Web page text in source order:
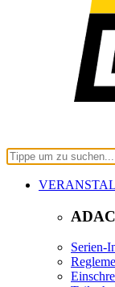
Serien-